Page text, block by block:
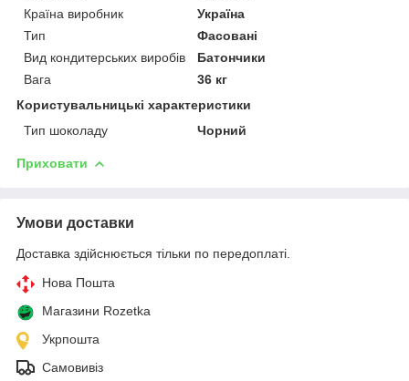
Країна виробник
Україна
Тип
Фасовані
Вид кондитерських виробів
Батончики
Вага
36 кг
Користувальницькі характеристики
Тип шоколаду
Чорний
Приховати
Умови доставки
Доставка здійснюється тільки по передоплаті.
Нова Пошта
Магазини Rozetka
Укрпошта
Самовивіз